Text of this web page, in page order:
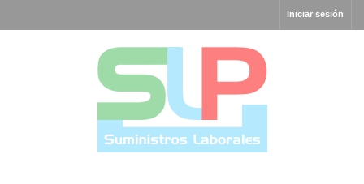
Iniciar sesión